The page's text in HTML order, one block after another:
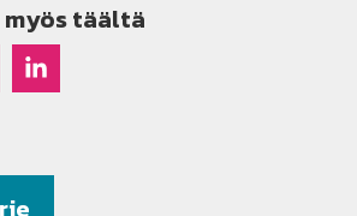
täältä
Instagramissa
Raseko Linkedinissä